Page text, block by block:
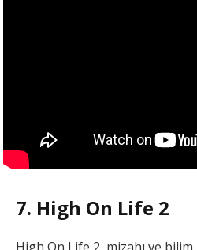
7. High On Life 2